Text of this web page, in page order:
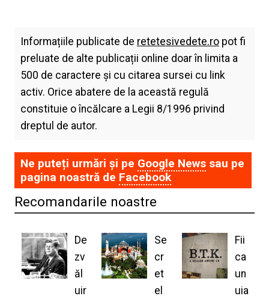
Informațiile publicate de retetesivedete.ropot fi
preluate de alte publicații online doar în limita a
500 de caractere și cu citarea sursei cu link
activ. Orice abatere de la această regulă
constituie o încălcare a Legii 8/1996 privind
dreptul de autor.
Ne puteți urmări și pe Google Newssau pe
pagina noastră de Facebook
Recomandarile noastre
De
zv
ăl
uir
Se
cr
et
el
Fii
ca
un
uia